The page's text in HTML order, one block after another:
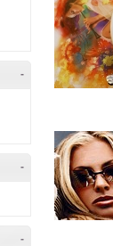
-
-
-